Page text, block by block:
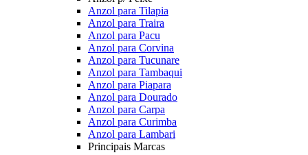
Anzol para Tilapia
Anzol para Traira
Anzol para Pacu
Anzol para Corvina
Anzol para Tucunare
Anzol para Tambaqui
Anzol para Piapara
Anzol para Dourado
Anzol para Carpa
Anzol para Curimba
Anzol para Lambari
Principais Marcas